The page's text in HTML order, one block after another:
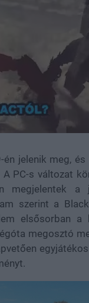
én jelenik meg,
PC-s változat
megjelentek a
szerint a
elsősorban a
megosztó